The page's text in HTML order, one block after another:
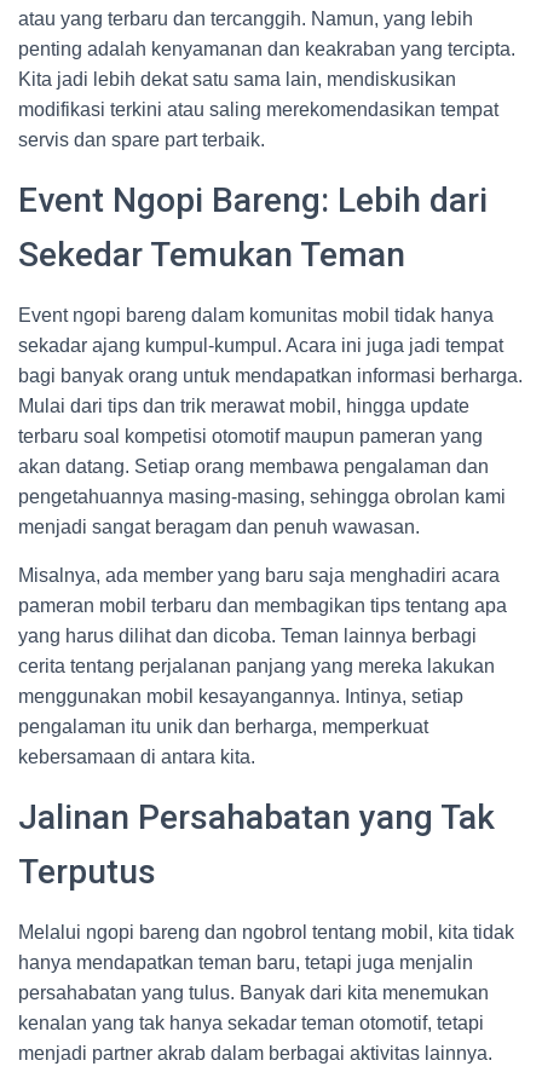
atau yang terbaru dan tercanggih. Namun, yang lebih
penting adalah kenyamanan dan keakraban yang tercipta.
Kita jadi lebih dekat satu sama lain, mendiskusikan
modifikasi terkini atau saling merekomendasikan tempat
servis dan spare part terbaik.
Event Ngopi Bareng: Lebih dari
Sekedar Temukan Teman
Event ngopi bareng dalam komunitas mobil tidak hanya
sekadar ajang kumpul-kumpul. Acara ini juga jadi tempat
bagi banyak orang untuk mendapatkan informasi berharga.
Mulai dari tips dan trik merawat mobil, hingga update
terbaru soal kompetisi otomotif maupun pameran yang
akan datang. Setiap orang membawa pengalaman dan
pengetahuannya masing-masing, sehingga obrolan kami
menjadi sangat beragam dan penuh wawasan.
Misalnya, ada member yang baru saja menghadiri acara
pameran mobil terbaru dan membagikan tips tentang apa
yang harus dilihat dan dicoba. Teman lainnya berbagi
cerita tentang perjalanan panjang yang mereka lakukan
menggunakan mobil kesayangannya. Intinya, setiap
pengalaman itu unik dan berharga, memperkuat
kebersamaan di antara kita.
Jalinan Persahabatan yang Tak
Terputus
Melalui ngopi bareng dan ngobrol tentang mobil, kita tidak
hanya mendapatkan teman baru, tetapi juga menjalin
persahabatan yang tulus. Banyak dari kita menemukan
kenalan yang tak hanya sekadar teman otomotif, tetapi
menjadi partner akrab dalam berbagai aktivitas lainnya.